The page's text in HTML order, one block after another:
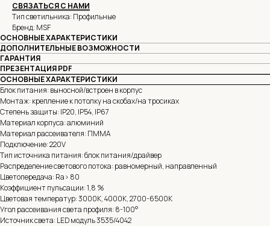
СВЯЗАТЬСЯ С НАМИ
Тип светильника: Профильные
Бренд: MSF
ОСНОВНЫЕ ХАРАКТЕРИСТИКИ
ДОПОЛНИТЕЛЬНЫЕ ВОЗМОЖНОСТИ
ГАРАНТИЯ
ПРЕЗЕНТАЦИЯ PDF
ОСНОВНЫЕ ХАРАКТЕРИСТИКИ
Блок питания: выносной/встроен в корпус
Монтаж: крепление к потолку на скобах/на тросиках
Степень защиты: IP20, IP54, IP67
Материал корпуса: алюминий
Материал рассеивателя: ПММА
Подключение: 220V
Тип источника питания: блок питания/драйвер
Распределение светового потока: равномерный, направленный
Цветопередача: Ra> 80
Коэффициент пульсации: 1,8 %
Цветовая температур: 3000К, 4000K, 2700-6500К
Угол рассеивания света профиля: 8-100°
Источник света: LED модуль 3535/4042